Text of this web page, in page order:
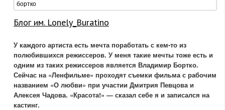
Блог им. Lonely_Buratino
У каждого артиста есть мечта поработать с кем-то из
полюбившихся режиссеров. У меня такие мечты тоже есть и
одним из таких режиссеров является Владимир Бортко.
Сейчас на «Ленфильме» проходят съемки фильма с рабочим
названием «О любви» при участии Дмитрия Певцова и
Алексея Чадова. «Красота!» — сказал себе я и записался на
кастинг.